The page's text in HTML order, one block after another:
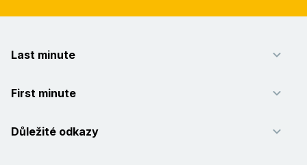
Last minute
First minute
Důležité odkazy